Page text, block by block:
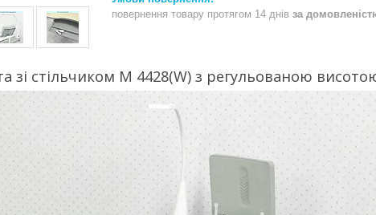
повернення товару протягом 14 днів за
зі стільчиком М 4428(W) з регульованою